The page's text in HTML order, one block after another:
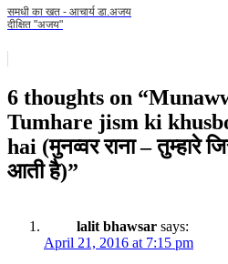
समधी का खत - आचार्य डा.अजय
दीक्षित "अजय"
6 thoughts on “
Tumhare jism ki
hai (मुनव्वर राना – तुम्हारे
आती है)”
lalit bhawsar says:
April 21, 2016 at 7:15 pm